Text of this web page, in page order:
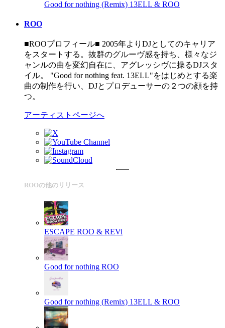
Good for nothing (Remix) 13ELL & ROO
ROO
■ROOプロフィール■ 2005年よりDJとしてのキャリア
をスタートする。抜群のグルーヴ感を持ち、様々なジ
ャンルの曲を変幻自在に、アグレッシヴに操るDJスタ
イル。 "Good for nothing feat. 13ELL"をはじめとする楽
曲の制作を行い、DJとプロデューサーの２つの顔を持
つ。
アーティストページへ
ROOの他のリリース
ESCAPE ROO & REVi
Good for nothing ROO
Good for nothing (Remix) 13ELL & ROO